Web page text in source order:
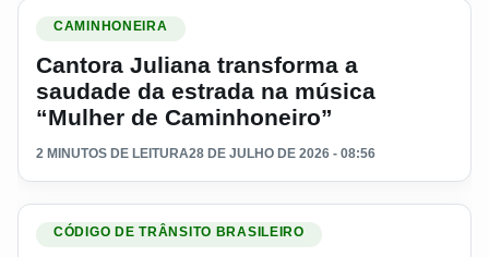
Ler materia: Cantora Juliana transforma a saudade da
CAMINHONEIRA
Cantora Juliana transforma a
saudade da estrada na música
“Mulher de Caminhoneiro”
2 MINUTOS DE LEITURA28 DE JULHO DE 2026 - 08:56
Ler materia: Tacógrafo poderá ser usado para multar
CÓDIGO DE TRÂNSITO BRASILEIRO